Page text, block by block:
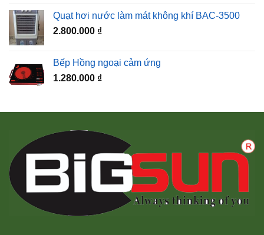
Quạt hơi nước làm mát không khí BAC-3500
2.800.000 ₫
Bếp Hồng ngoại cảm ứng
1.280.000 ₫